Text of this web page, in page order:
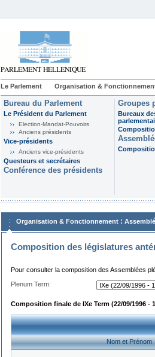
Le Parlement Organisation &
Bureau du Parlement
Le Président du Parlement
Election-Mandat-Pouvoirs
Anciens présidents
Vice-présidents
Anciens vice-présidents
Questeurs et secrétaires
Conférence des présidents
Groupes
Bureaux
Organisation & Fonctionnement :
Composition des législatures
Pour consulter la composition des Assemblées
Plenum Term:
Composition finale de IXe Term (22/09/1996 -
Nom et Prénom